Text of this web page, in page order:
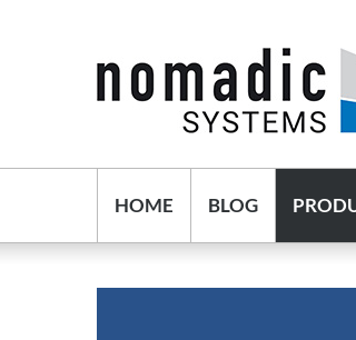
HOME BLOG